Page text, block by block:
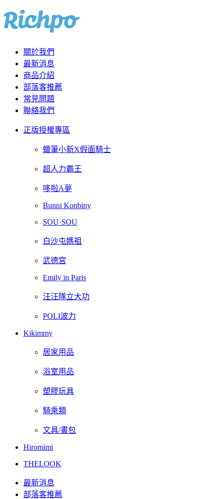
關於我們
最新消息
商品介紹
部落客推薦
常見問題
聯絡我們
正版授權專區
蠟筆小新X假面騎士
超人力霸王
哆啦A夢
Bunni Konbiny
SOU·SOU
白沙屯媽祖
武德宮
Emily in Paris
汪汪隊立大功
POLI波力
Kikimmy
居家用品
浴室用品
塑膠玩具
騎乘類
文具/書包
Hiromimi
THELOOK
最新消息
部落客推薦